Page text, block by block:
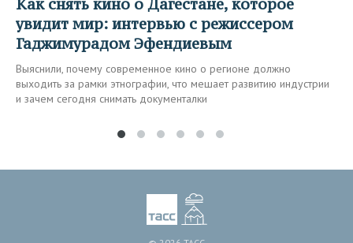
увидит мир: интервью с режиссером
Гаджимурадом Эфендиевым
Выяснили, почему современное кино о регионе должно
выходить за рамки этнографии, что мешает развитию индустрии
и зачем сегодня снимать документалки